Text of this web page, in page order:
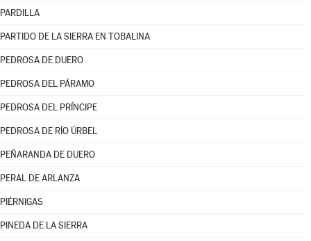
PARDILLA
PARTIDO DE LA SIERRA EN TOBALINA
PEDROSA DE DUERO
PEDROSA DEL PÁRAMO
PEDROSA DEL PRÍNCIPE
PEDROSA DE RÍO ÚRBEL
PEÑARANDA DE DUERO
PERAL DE ARLANZA
PIÉRNIGAS
PINEDA DE LA SIERRA